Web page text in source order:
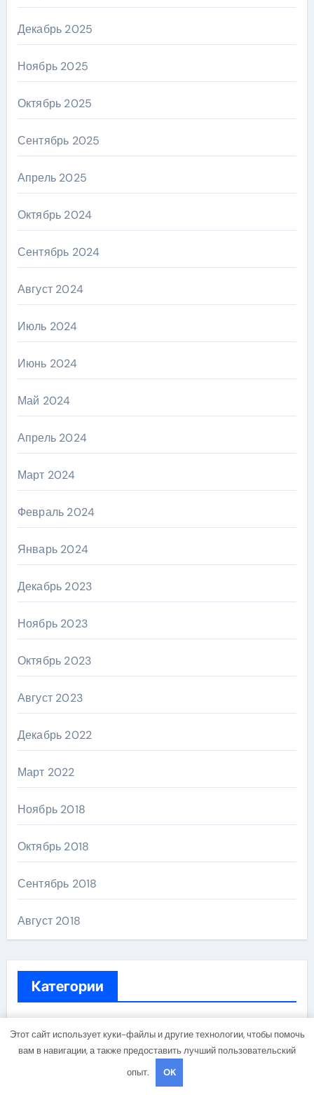
Декабрь 2025
Ноябрь 2025
Октябрь 2025
Сентябрь 2025
Апрель 2025
Октябрь 2024
Сентябрь 2024
Август 2024
Июль 2024
Июнь 2024
Май 2024
Апрель 2024
Март 2024
Февраль 2024
Январь 2024
Декабрь 2023
Ноябрь 2023
Октябрь 2023
Август 2023
Декабрь 2022
Март 2022
Ноябрь 2018
Октябрь 2018
Сентябрь 2018
Август 2018
Категории
Uncategorised
Этот сайт использует куки-файлы и другие технологии, чтобы помочь
вам в навигации, а также предоставить лучший пользовательский
опыт.
OK